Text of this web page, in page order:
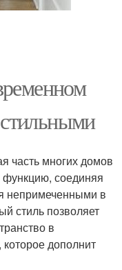
часть многих домов
соединяя
непримеченными в
стиль позволяет
в
дополнит